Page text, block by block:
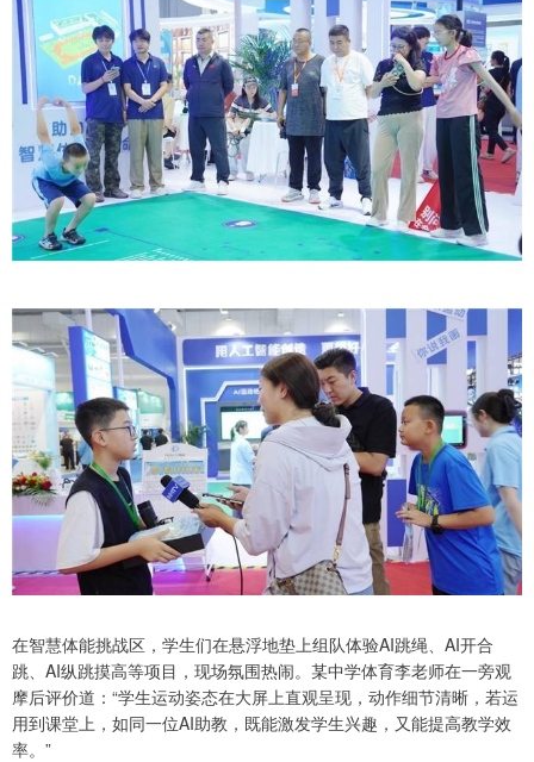
在智慧体能挑战区，学生们在悬浮地垫上组队体验AI跳绳、AI开合
跳、AI纵跳摸高等项目，现场氛围热闹。某中学体育李老师在一旁观
摩后评价道：“学生运动姿态在大屏上直观呈现，动作细节清晰，若运
用到课堂上，如同一位AI助教，既能激发学生兴趣，又能提高教学效
率。”